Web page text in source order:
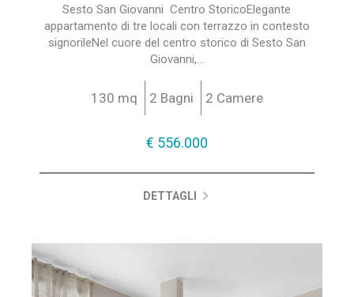
Sesto San Giovanni  Centro StoricoElegante
appartamento di tre locali con terrazzo in contesto
signorileNel cuore del centro storico di Sesto San
Giovanni,...
130 mq 2 Bagni 2 Camere
€ 556.000
DETTAGLI